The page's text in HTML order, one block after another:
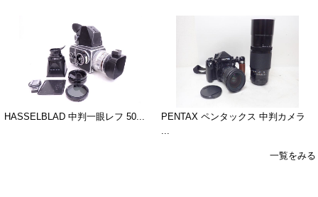
HASSELBLAD 中判一眼レフ 50...
PENTAX ペンタックス 中判カメラ
一覧をみる